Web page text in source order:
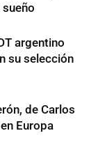
argentino
su selección
de Carlos
Europa